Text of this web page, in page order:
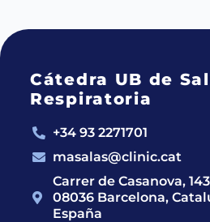
Cátedra UB de
Respiratoria
+34 93 2271701
masalas@clinic.cat
Carrer de Casanova,
08036 Barcelona,
España